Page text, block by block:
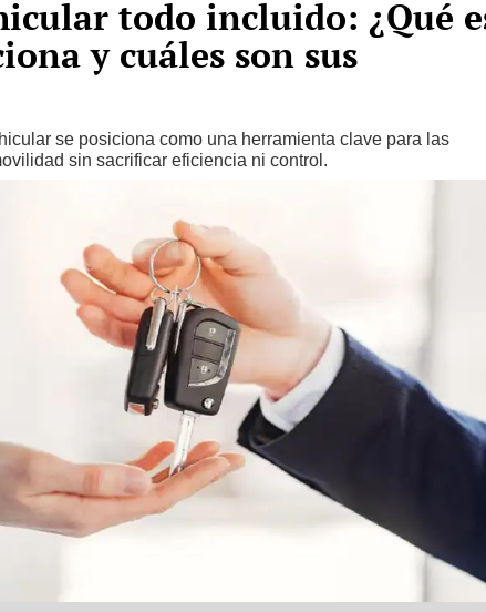
todo incluido: ¿Qué
y cuáles son sus
se posiciona como una herramienta clave para las
sin sacrificar eficiencia ni control.